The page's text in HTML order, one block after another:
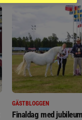
GÄSTBLOGGEN
Finaldag med